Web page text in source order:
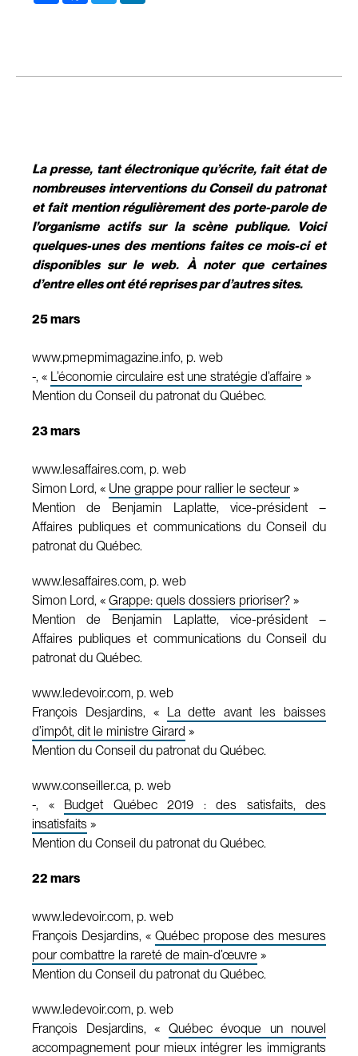
La presse, tant électronique qu’écrite, fait état de
nombreuses interventions du Conseil du patronat
et fait mention régulièrement des porte-parole de
l’organisme actifs sur la scène publique. Voici
quelques-unes des mentions faites ce mois-ci et
disponibles sur le web. À noter que certaines
d’entre elles ont été reprises par d’autres sites.
25 mars
www.pmepmimagazine.info, p. web
-, « L’économie circulaire est une stratégie d’affaire »
Mention du Conseil du patronat du Québec.
23 mars
www.lesaffaires.com, p. web
Simon Lord, « Une grappe pour rallier le secteur »
Mention de Benjamin Laplatte, vice-président –
Affaires publiques et communications du Conseil du
patronat du Québec.
www.lesaffaires.com, p. web
Simon Lord, « Grappe: quels dossiers prioriser? »
Mention de Benjamin Laplatte, vice-président –
Affaires publiques et communications du Conseil du
patronat du Québec.
www.ledevoir.com, p. web
François Desjardins, « La dette avant les baisses
d’impôt, dit le ministre Girard »
Mention du Conseil du patronat du Québec.
www.conseiller.ca, p. web
-, « Budget Québec 2019 : des satisfaits, des
insatisfaits »
Mention du Conseil du patronat du Québec.
22 mars
www.ledevoir.com, p. web
François Desjardins, « Québec propose des mesures
pour combattre la rareté de main-d’œuvre »
Mention du Conseil du patronat du Québec.
www.ledevoir.com, p. web
François Desjardins, « Québec évoque un nouvel
accompagnement pour mieux intégrer les immigrants